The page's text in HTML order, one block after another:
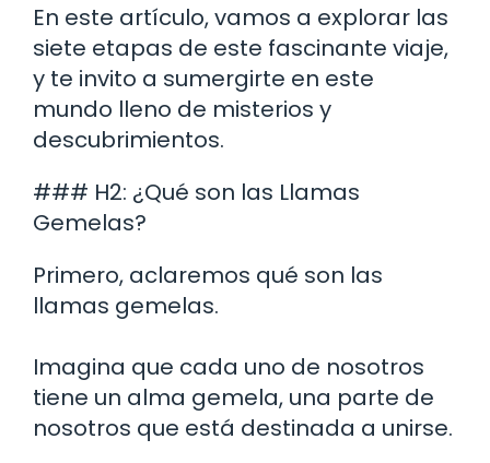
En este artículo, vamos a explorar las
siete etapas de este fascinante viaje,
y te invito a sumergirte en este
mundo lleno de misterios y
descubrimientos.
### H2: ¿Qué son las Llamas
Gemelas?
Primero, aclaremos qué son las
llamas gemelas.
Imagina que cada uno de nosotros
tiene un alma gemela, una parte de
nosotros que está destinada a unirse.